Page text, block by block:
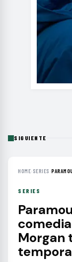
SIGUIENTE
HOME› SERIES ›
SERIES
Morgan